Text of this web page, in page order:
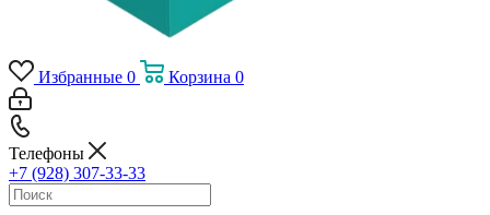
Избранные 0 Корзина 0
Телефоны
+7 (928) 307-33-33